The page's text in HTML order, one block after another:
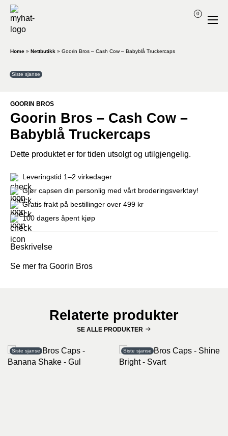
0
Home » Nettbutikk » Goorin Bros – Cash Cow – Babyblå Truckercaps
Siste sjanse
GOORIN BROS
Goorin Bros – Cash Cow –
Babyblå Truckercaps
Dette produktet er for tiden utsolgt og utilgjengelig.
Leveringstid 1–2 virkedager
Gjør capsen din personlig med vårt broderingsverktøy!
Gratis frakt på bestillinger over 499 kr
100 dagers åpent kjøp
Beskrivelse
Se mer fra Goorin Bros
Relaterte produkter
SE ALLE PRODUKTER
Siste sjanse Siste sjanse